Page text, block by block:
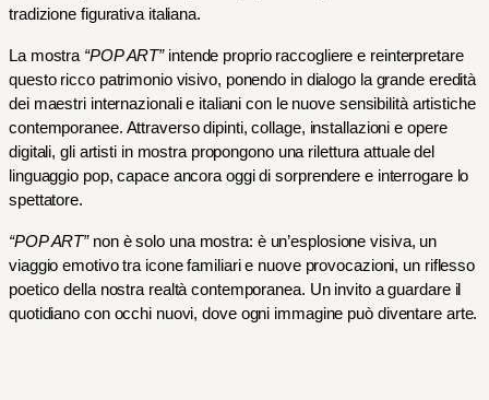
tradizione figurativa italiana.
La mostra “POP ART” intende proprio raccogliere e reinterpretare
questo ricco patrimonio visivo, ponendo in dialogo la grande eredità
dei maestri internazionali e italiani con le nuove sensibilità artistiche
contemporanee. Attraverso dipinti, collage, installazioni e opere
digitali, gli artisti in mostra propongono una rilettura attuale del
linguaggio pop, capace ancora oggi di sorprendere e interrogare lo
spettatore.
“POP ART” non è solo una mostra: è un’esplosione visiva, un
viaggio emotivo tra icone familiari e nuove provocazioni, un riflesso
poetico della nostra realtà contemporanea. Un invito a guardare il
quotidiano con occhi nuovi, dove ogni immagine può diventare arte.